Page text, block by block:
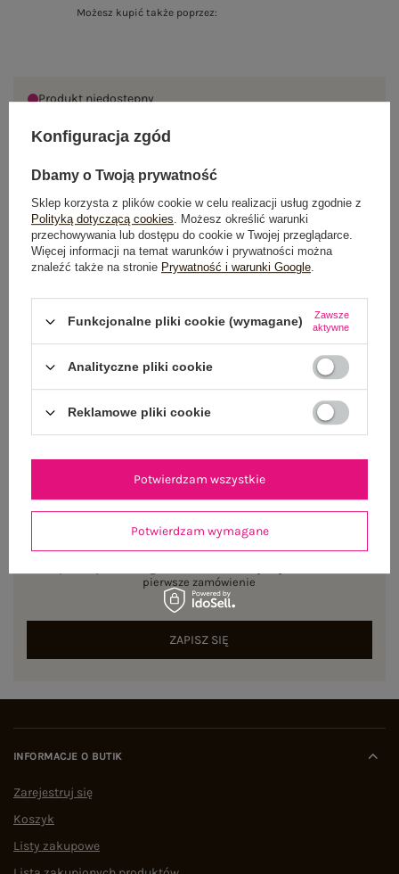
Możesz kupić także poprzez:
Produkt niedostępny
OPIS PRODUKTU
GŁÓWNE PARAMETRY
OPINIE O PRODUKCIE (0)
WYSYŁKA I DOSTAWA
ZWROTY I REKLAMACJE
NEWSLETTER
pierwsze zamówienie
ZAPISZ SIĘ
INFORMACJE O BUTIK
Zarejestruj się
Koszyk
Listy zakupowe
Konfiguracja zgód
Dbamy o Twoją prywatność
Sklep korzysta z plików cookie w celu realizacji usług zgodnie z
Polityką dotyczącą cookies. Możesz określić warunki
przechowywania lub dostępu do cookie w Twojej przeglądarce.
Więcej informacji na temat warunków i prywatności można
znaleźć także na stronie Prywatność i warunki Google.
Funkcjonalne pliki cookie (wymagane)
Zawsze
aktywne
Analityczne pliki cookie
Reklamowe pliki cookie
Potwierdzam wymagane
Potwierdzam wszystkie